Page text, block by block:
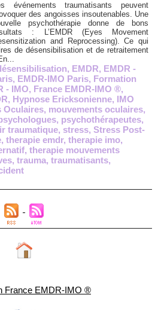
France EMDR-IMO ®
événements traumatisants peuvent
des angoisses insoutenables. Une
psychothérapie donne de bons
: L’EMDR (Eyes Movement
and Reprocessing). Ce qui
de désensibilisation et de retraitement
, EMDR, EMDR -
, EMDR-IMO Paris, Formation
- IMO, France EMDR-IMO ®,
, Hypnose Ericksonienne, IMO
Oculaires, mouvements oculaires,
, psychothérapeutes,
traumatique, stress, Stress Post-
, therapie emdr, therapie imo,
, therapie mouvements
, trauma, traumatisants,